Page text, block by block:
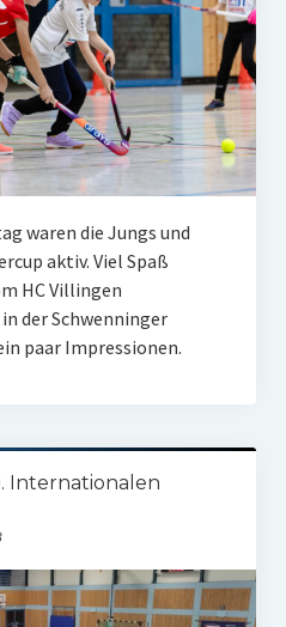
waren die Jungs und
aktiv. Viel Spaß
HC Villingen
der Schwenninger
paar Impressionen.
Internationalen